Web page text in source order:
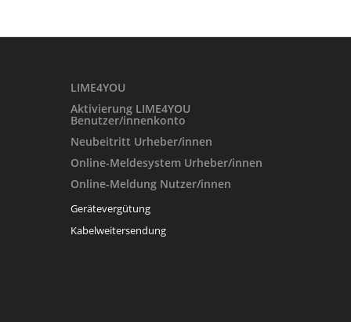
LIME4YOU
Aktivierung LIME4YOU
Benutzer/innenkonto
Neubeitritt Urheber/innen
Online-Meldesystem Urheber/innen
Online-Meldung Nutzer/innen
Gerätevergütung
Kabelweitersendung